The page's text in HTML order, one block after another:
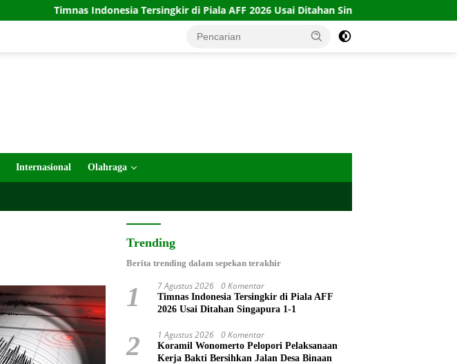
Timnas Indonesia Tersingkir di Piala AFF 2026 Usai Ditahan Singapura 1-1
Internasional Olahraga
Trending
Berita trending dalam sepekan terakhir
1 7 Agustus 2026 0 Komentar
Timnas Indonesia Tersingkir di Piala AFF
2026 Usai Ditahan Singapura 1-1
2 1 Agustus 2026 0 Komentar
Koramil Wonomerto Pelopori Pelaksanaan
Kerja Bakti Bersihkan Jalan Desa Binaan